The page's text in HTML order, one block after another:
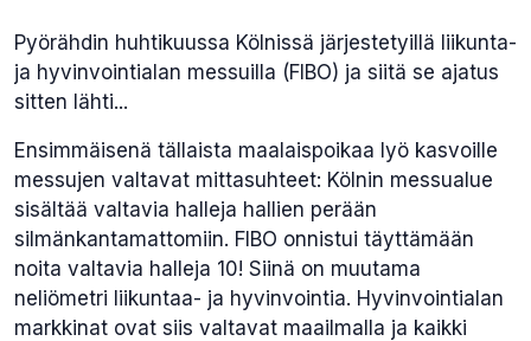
Pyörähdin huhtikuussa Kölnissä järjestetyillä liikunta-
ja hyvinvointialan messuilla (FIBO) ja siitä se ajatus
sitten lähti...
Ensimmäisenä tällaista maalaispoikaa lyö kasvoille
messujen valtavat mittasuhteet: Kölnin messualue
sisältää valtavia halleja hallien perään
silmänkantamattomiin. FIBO onnistui täyttämään
noita valtavia halleja 10! Siinä on muutama
neliömetri liikuntaa- ja hyvinvointia. Hyvinvointialan
markkinat ovat siis valtavat maailmalla ja kaikki